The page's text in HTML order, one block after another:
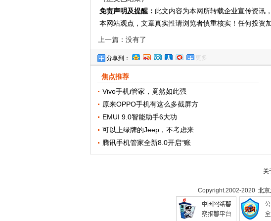
免责声明及提醒： 此文内容为本网所转载企业宣传资讯
本网站观点，文章真实性请浏览者慎重核实！任何投资
上一篇：没有了
分享到： 更多
焦点推荐
Vivo手机i管家，竟然如此强
原来OPPO手机有这么多截屏方
EMUI 9.0智能助手6大功
可以上绿牌的Jeep，不考虑来
腾讯手机管家全新8.0开启“账
关
Copyright.2002-2020 北